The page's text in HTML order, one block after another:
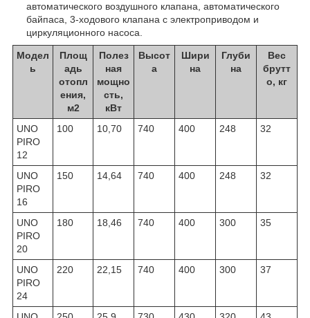
автоматического воздушного клапана, автоматического
байпаса, 3-ходового клапана с электроприводом и
циркуляционного насоса.
Модел
ь
Площ
адь
отопл
ения,
м2
Полез
ная
мощно
сть,
кВт
Высот
а
Шири
на
Глуби
на
Вес
брутт
о, кг
UNO
PIRO
12
100 10,70 740 400 248 32
UNO
PIRO
16
150 14,64 740 400 248 32
UNO
PIRO
20
180 18,46 740 400 300 35
UNO
PIRO
24
220 22,15 740 400 300 37